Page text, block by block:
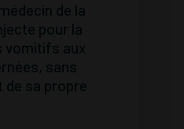
de la
pour la
vomitifs aux
sans
sa propre